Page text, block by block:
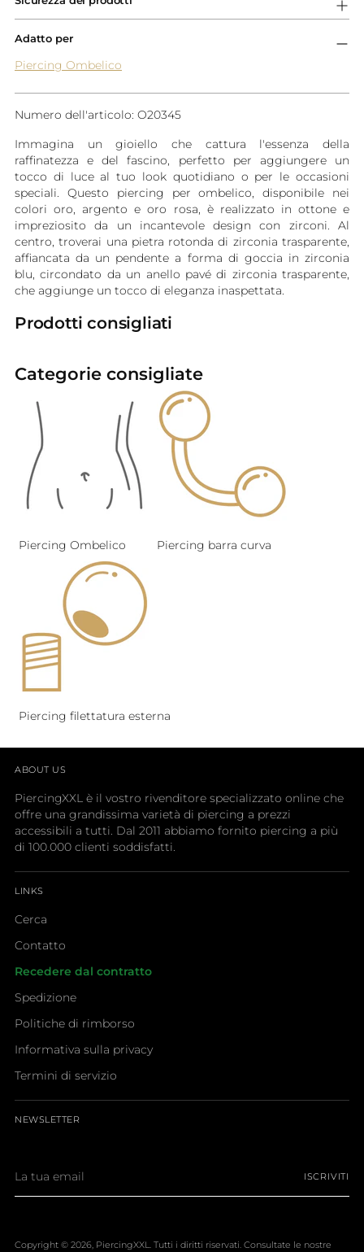
Adatto per
Piercing Ombelico
Numero dell'articolo: O20345
Immagina un gioiello che cattura l'essenza della
raffinatezza e del fascino, perfetto per aggiungere un
tocco di luce al tuo look quotidiano o per le occasioni
speciali. Questo piercing per ombelico, disponibile nei
colori oro, argento e oro rosa, è realizzato in ottone e
impreziosito da un incantevole design con zirconi. Al
centro, troverai una pietra rotonda di zirconia trasparente,
affiancata da un pendente a forma di goccia in zirconia
blu, circondato da un anello pavé di zirconia trasparente,
che aggiunge un tocco di eleganza inaspettata.
Prodotti consigliati
Categorie consigliate
Piercing Ombelico Piercing barra curva
Piercing filettatura esterna
ABOUT US
PiercingXXL è il vostro rivenditore specializzato online che
offre una grandissima varietà di piercing a prezzi
accessibili a tutti. Dal 2011 abbiamo fornito piercing a più
di 100.000 clienti soddisfatti.
LINKS
Cerca
Contatto
Recedere dal contratto
Spedizione
Politiche di rimborso
Informativa sulla privacy
Termini di servizio
NEWSLETTER
tua
email
ISCRIVITI
Copyright © 2026, PiercingXXL. Tutti i diritti riservati. Consultate le nostre